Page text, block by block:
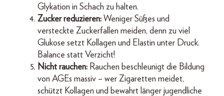
Glykation in Schach zu halten.
Zucker reduzieren: Weniger Süßes und
versteckte Zuckerfallen meiden, denn zu viel
Glukose setzt Kollagen und Elastin unter Druck.
Balance statt Verzicht!
Nicht rauchen: Rauchen beschleunigt die Bildung
von AGEs massiv – wer Zigaretten meidet,
schützt Kollagen und bewahrt länger jugendliche